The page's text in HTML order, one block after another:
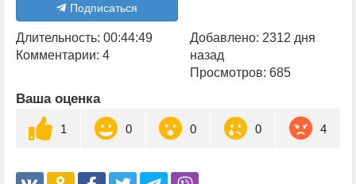
Подписаться
Длительность: 00:44:49
Комментарии: 4
Добавлено: 2312 дня
назад
Просмотров: 685
Ваша оценка
1 0 0 0 4